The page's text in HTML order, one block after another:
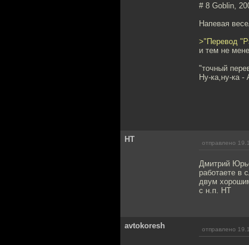
# 8 Goblin,
Напевая
>"Перевод
и тем не
"точный
Ну-ка,ну-ка
НТ отправлено
Дмитрий
работаете в
двум
с н.п. НТ
avtokoresh отправлено